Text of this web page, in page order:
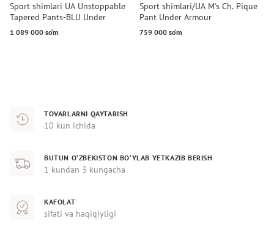
Sport shimlari UA Unstoppable
Tapered Pants-BLU Under
Armour
1 089 000 so‘m
Sport shimlari/UA M's Ch. Pique
Pant Under Armour
759 000 so‘m
TOVARLARNI QAYTARISH
10 kun ichida
BUTUN O‘ZBEKISTON BO‘YLAB YETKAZIB BERISH
1 kundan 3 kungacha
KAFOLAT
sifati va haqiqiyligi